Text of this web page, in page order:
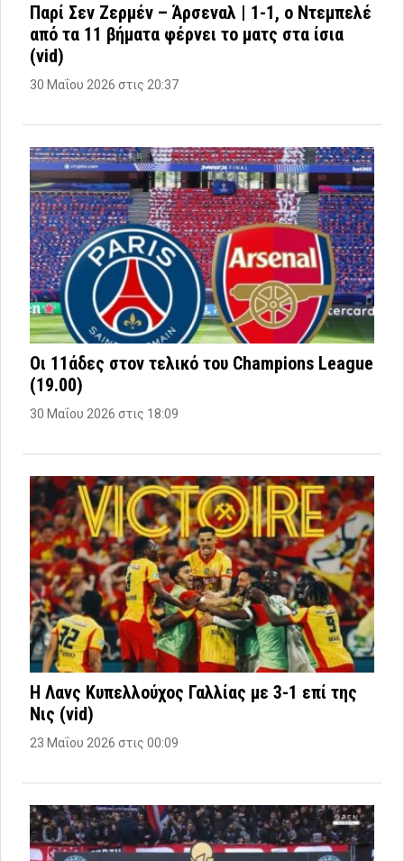
Παρί Σεν Ζερμέν – Άρσεναλ | 1-1, o Ντεμπελέ
από τα 11 βήματα φέρνει το ματς στα ίσια
(vid)
30 Μαΐου 2026 στις 20:37
Οι 11άδες στον τελικό του Champions League
(19.00)
30 Μαΐου 2026 στις 18:09
Η Λανς Κυπελλούχος Γαλλίας με 3-1 επί της
Νις (vid)
23 Μαΐου 2026 στις 00:09